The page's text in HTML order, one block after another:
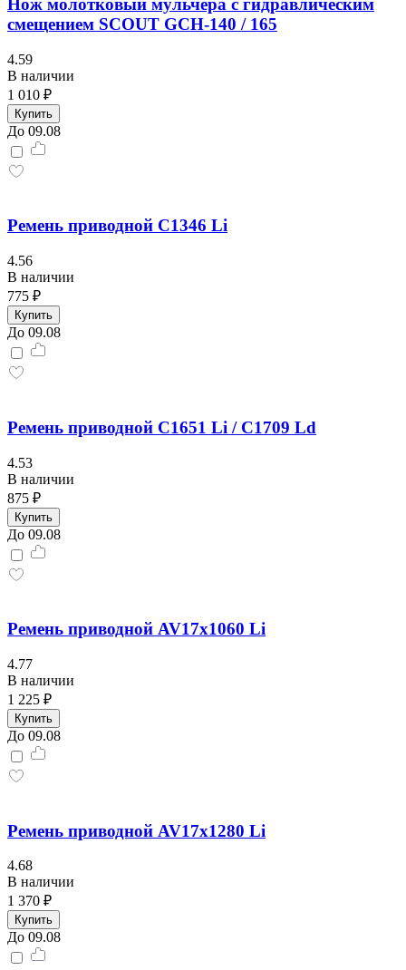
Нож молотковый мульчера с гидравлическим
смещением SCOUT GCH-140 / 165
4.59
В наличии
1 010 ₽
Купить
До 09.08
Ремень приводной С1346 Li
4.56
В наличии
775 ₽
Купить
До 09.08
Ремень приводной С1651 Li / C1709 Ld
4.53
В наличии
875 ₽
Купить
До 09.08
Ремень приводной AV17x1060 Li
4.77
В наличии
1 225 ₽
Купить
До 09.08
Ремень приводной AV17x1280 Li
4.68
В наличии
1 370 ₽
Купить
До 09.08